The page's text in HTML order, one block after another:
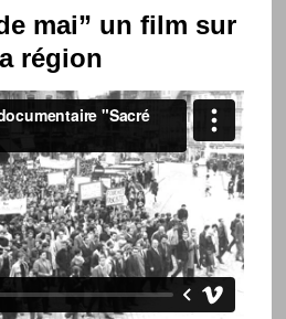
mai” un film sur
région